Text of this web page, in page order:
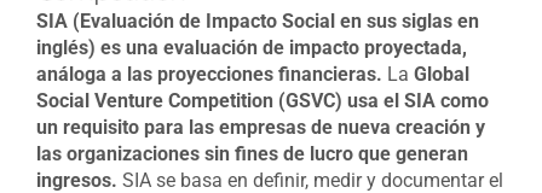
SIA (Evaluación de Impacto Social en sus siglas en
inglés) es una evaluación de impacto proyectada,
análoga a las proyecciones financieras. La Global
Social Venture Competition (GSVC) usa el SIA como
un requisito para las empresas de nueva creación y
las organizaciones sin fines de lucro que generan
ingresos. SIA se basa en definir, medir y documentar el